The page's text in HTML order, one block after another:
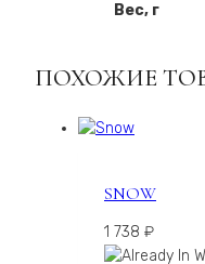
Вес, г
ПОХОЖИЕ
SNOW
1 738 ₽